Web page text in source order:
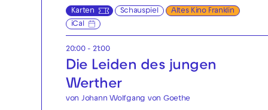
Karten Schauspiel
Altes Kino Franklin
iCal
20:00 - 21:00
Die Leiden des jungen
Werther
von Johann Wolfgang von Goethe